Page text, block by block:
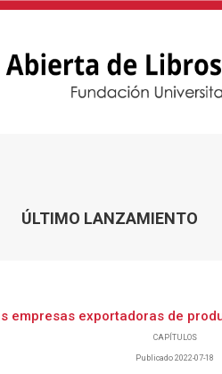
ÚLTIMO LANZAMIENTO
empresas exportadoras de
CAPÍTULOS
Publicado 2022-07-18